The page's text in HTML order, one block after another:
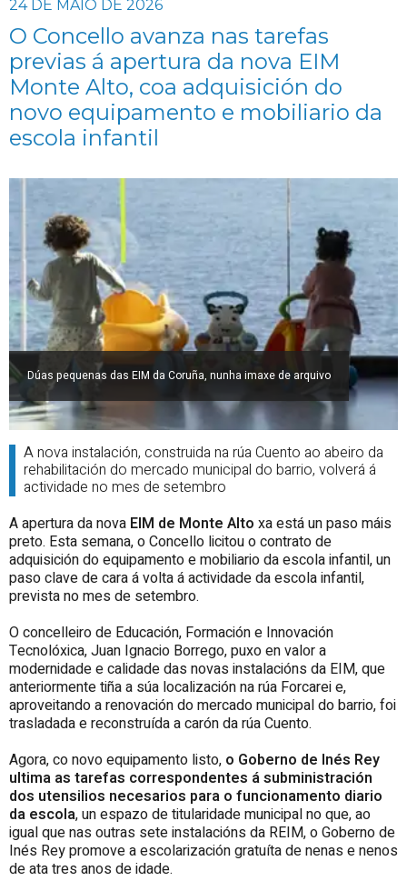
24 DE MAIO DE 2026
O Concello avanza nas tarefas
previas á apertura da nova EIM
Monte Alto, coa adquisición do
novo equipamento e mobiliario da
escola infantil
Dúas pequenas das EIM da Coruña, nunha imaxe de arquivo
A nova instalación, construida na rúa Cuento ao abeiro da
rehabilitación do mercado municipal do barrio, volverá á
actividade no mes de setembro
A apertura da nova EIM de Monte Alto xa está un paso máis
preto. Esta semana, o Concello licitou o contrato de
adquisición do equipamento e mobiliario da escola infantil, un
paso clave de cara á volta á actividade da escola infantil,
prevista no mes de setembro.
O concelleiro de Educación, Formación e Innovación
Tecnolóxica, Juan Ignacio Borrego, puxo en valor a
modernidade e calidade das novas instalacións da EIM, que
anteriormente tiña a súa localización na rúa Forcarei e,
aproveitando a renovación do mercado municipal do barrio, foi
trasladada e reconstruída a carón da rúa Cuento.
Agora, co novo equipamento listo, o Goberno de Inés Rey
ultima as tarefas correspondentes á subministración
dos utensilios necesarios para o funcionamento diario
da escola, un espazo de titularidade municipal no que, ao
igual que nas outras sete instalacións da REIM, o Goberno de
Inés Rey promove a escolarización gratuíta de nenas e nenos
de ata tres anos de idade.